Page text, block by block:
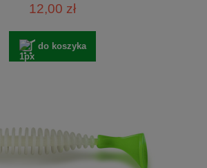
12,00 zł
do koszyka